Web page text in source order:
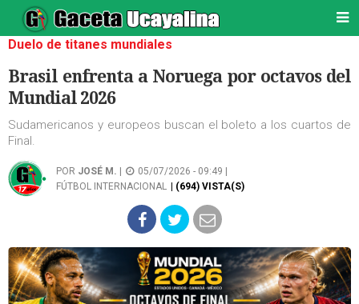
Duelo de titanes mundiales
Brasil enfrenta a Noruega por octavos del
Mundial 2026
Sudamericanos y europeos buscan el boleto a los cuartos de
Final.
POR JOSÉ M.
05/07/2026 - 09:49 |
FÚTBOL INTERNACIONAL
| (694) VISTA(S)